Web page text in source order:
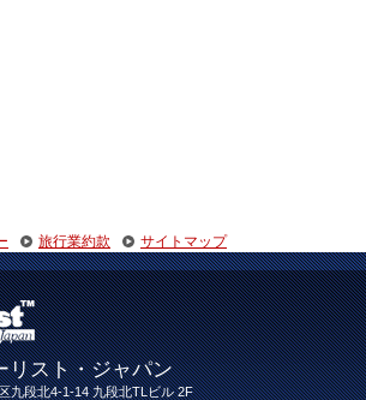
旅行業約款 サイトマップ
リスト・ジャパン
九段北4-1-14 九段北TLビル 2F